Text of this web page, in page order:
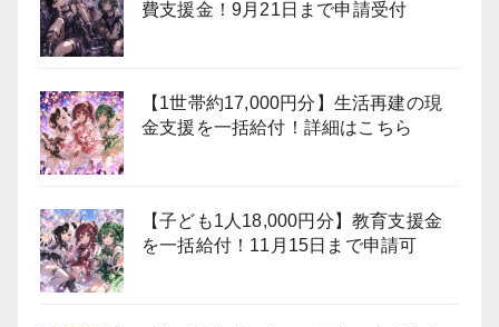
費支援金！9月21日まで申請受付
【1世帯約17,000円分】生活再建の現
金支援を一括給付！詳細はこちら
【子ども1人18,000円分】教育支援金
を一括給付！11月15日まで申請可